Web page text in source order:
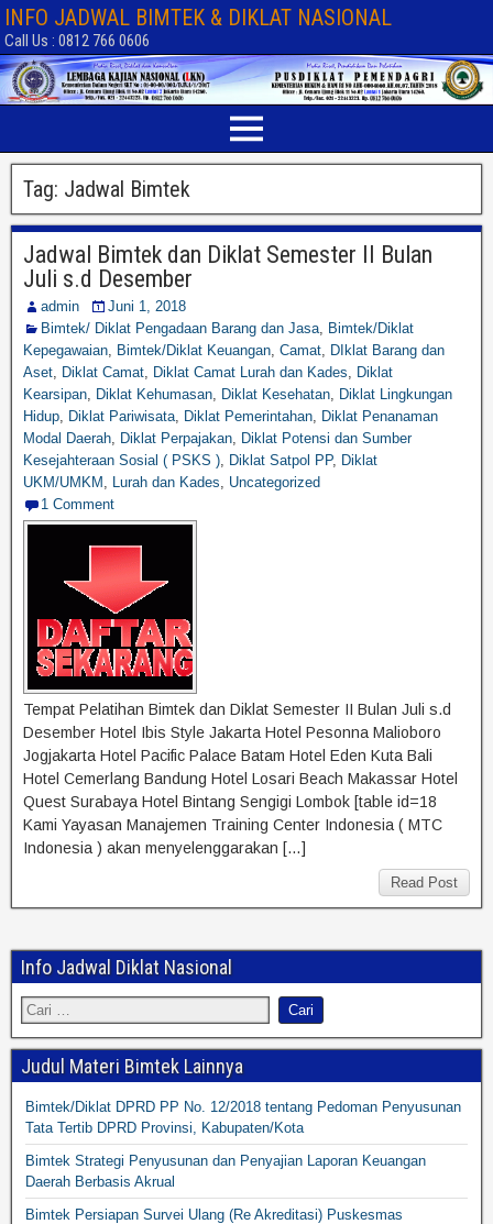
INFO JADWAL BIMTEK & DIKLAT NASIONAL
Call Us : 0812 766 0606
Tag: Jadwal Bimtek
Jadwal Bimtek dan Diklat Semester II Bulan
Juli s.d Desember
admin
Juni 1, 2018
Bimtek/ Diklat Pengadaan Barang dan Jasa
Bimtek/Diklat
Kepegawaian
Bimtek/Diklat Keuangan Camat
DIklat Barang dan
Aset
Diklat Camat Diklat Camat Lurah dan Kades
Diklat
Kearsipan
Diklat Kehumasan Diklat Kesehatan
Diklat Lingkungan
Hidup
Diklat Pariwisata Diklat Pemerintahan
Diklat Penanaman
Modal Daerah
Diklat Perpajakan
Diklat Potensi dan Sumber
Kesejahteraan Sosial ( PSKS )
Diklat Satpol PP, Diklat
UKM/UMKM
Lurah dan Kades
Uncategorized
1 Comment
Tempat Pelatihan Bimtek dan Diklat Semester II Bulan Juli s.d
Desember Hotel Ibis Style Jakarta Hotel Pesonna Malioboro
Jogjakarta Hotel Pacific Palace Batam Hotel Eden Kuta Bali
Hotel Cemerlang Bandung Hotel Losari Beach Makassar Hotel
Quest Surabaya Hotel Bintang Sengigi Lombok [table id=18
Kami Yayasan Manajemen Training Center Indonesia ( MTC
Indonesia ) akan menyelenggarakan […]
Read Post
Info Jadwal Diklat Nasional
Judul Materi Bimtek Lainnya
Bimtek/Diklat DPRD PP No. 12/2018 tentang Pedoman Penyusunan
Tata Tertib DPRD Provinsi, Kabupaten/Kota
Bimtek Strategi Penyusunan dan Penyajian Laporan Keuangan
Daerah Berbasis Akrual
Bimtek Persiapan Survei Ulang (Re Akreditasi) Puskesmas